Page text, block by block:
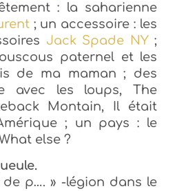
: la saharienne
; un accessoire : les
Jack Spade NY;
paternel et les
de ma maman ; des
avec les loups, The
Montain, Il était
; un pays : le
else ?
de p…. » -légion dans le